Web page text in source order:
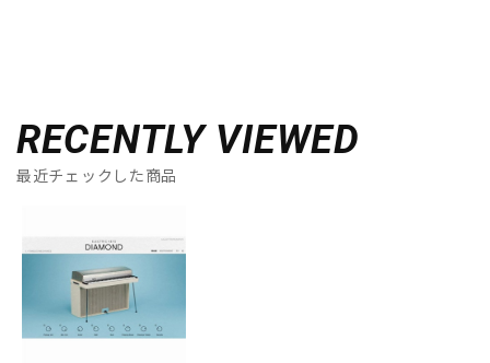
RECENTLY VIEWED
最近チェックした商品